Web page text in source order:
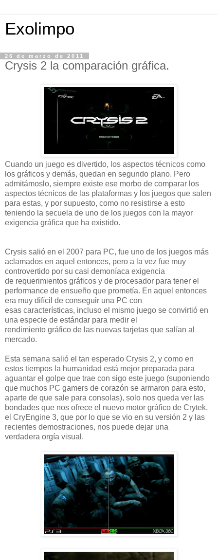
Exolimpo
26 de marzo de 2011
Crysis 2 la comparación gráfica.
Cuando un juego es divertido, los aspectos técnicos como
los gráficos y demás, quedan en segundo plano. Pero
admitámoslo, siempre existe ese morbo de comparar los
aspectos técnicos de las plataformas y los juegos que salen
para estas, y por supuesto, como no resistirse a esto
teniendo la secuela de uno de los juegos con la mayor
exigencia gráfica que ha existido.
Crysis salió en el 2007 para PC, fue uno de los juegos más
aclamados en aquel entonces, pero a la vez fue muy
controvertido por su casi demoníaca exigencia
de requerimientos gráficos y de procesador para tener el
performance de ensueño que prometía. En aquel entonces
era muy difícil de conseguir una PC con
esas características, incluso el mismo juego se convirtió en
una especie de estándar para medir el
rendimiento gráfico de las nuevas tarjetas que salían al
mercado.
Esta semana salió el tan esperado Crysis 2, y como en
estos tiempos la humanidad está mejor preparada para
aguantar el golpe que trae con sigo este juego (suponiendo
que muchos PC gamers de corazón se armaron para esto,
aparte de que sale para consolas), solo nos queda ver las
bondades que nos ofrece el nuevo motor gráfico de Crytek,
el CryEngine 3, que por lo que se vio en su versión 2 y las
recientes demostraciones, nos puede dejar una
verdadera orgía visual.